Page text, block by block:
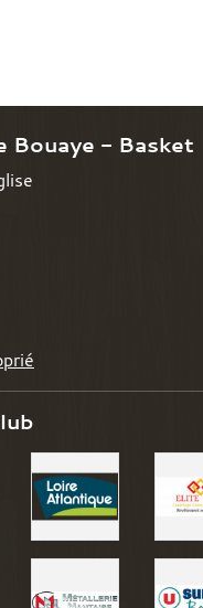
Bouaye - Basket